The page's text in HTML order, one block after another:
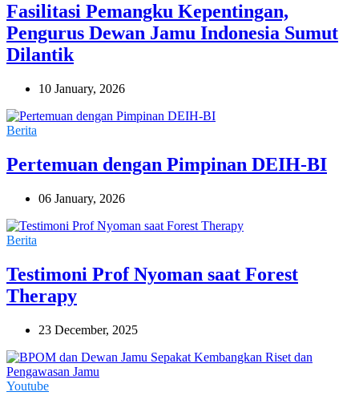
Fasilitasi Pemangku Kepentingan,
Pengurus Dewan Jamu Indonesia Sumut
Dilantik
10 January, 2026
Berita
Pertemuan dengan Pimpinan DEIH-BI
06 January, 2026
Berita
Testimoni Prof Nyoman saat Forest
Therapy
23 December, 2025
Youtube